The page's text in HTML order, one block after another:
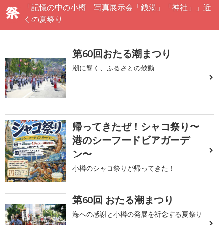
「記憶の中の小樽 写真展示会「銭湯」「神社」」近
くの夏祭り
第60回おたる潮まつり
潮に響く、ふるさとの鼓動
帰ってきたぜ！シャコ祭り〜
港のシーフードビアガーデ
ン〜
小樽のシャコ祭りが帰ってきた！
第60回 おたる潮まつり
海への感謝と小樽の発展を祈念する夏祭り